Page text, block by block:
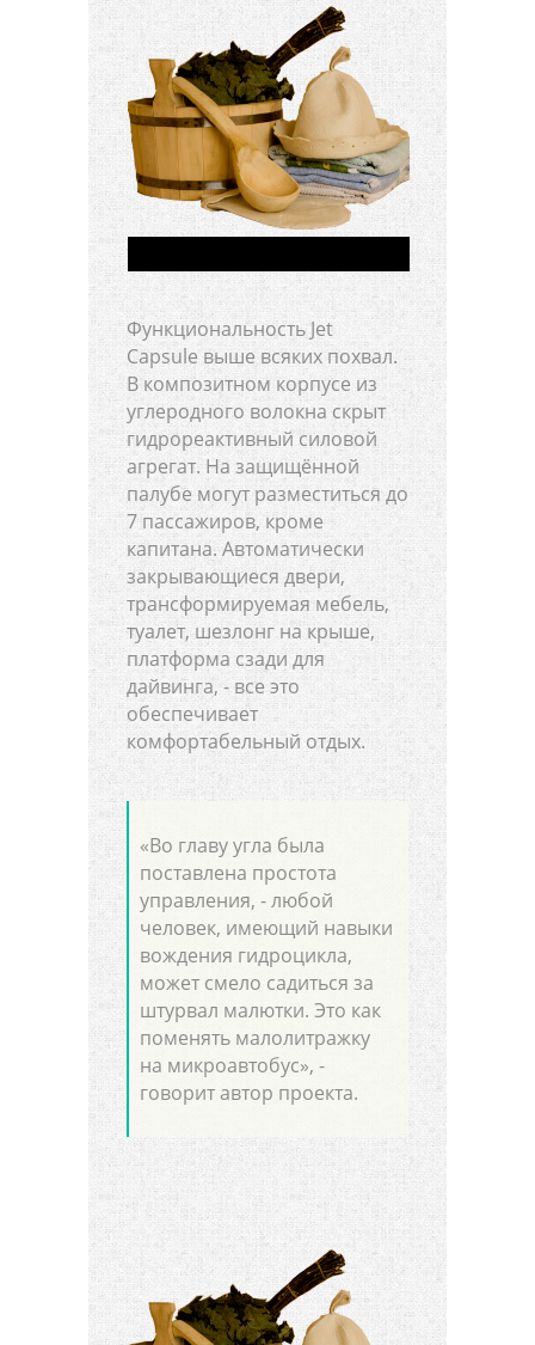
Функциональность Jet
Capsule выше всяких похвал.
В композитном корпусе из
углеродного волокна скрыт
гидрореактивный силовой
агрегат. На защищённой
палубе могут разместиться до
7 пассажиров, кроме
капитана. Автоматически
закрывающиеся двери,
трансформируемая мебель,
туалет, шезлонг на крыше,
платформа сзади для
дайвинга, - все это
обеспечивает
комфортабельный отдых.
«Во главу угла была
поставлена простота
управления, - любой
человек, имеющий навыки
вождения гидроцикла,
может смело садиться за
штурвал малютки. Это как
поменять малолитражку
на микроавтобус», -
говорит автор проекта.